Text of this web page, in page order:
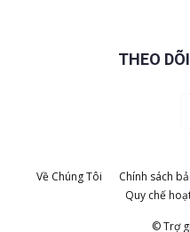
THEO
Về Chúng Tôi Chính sách
Quy chế
© Trợ